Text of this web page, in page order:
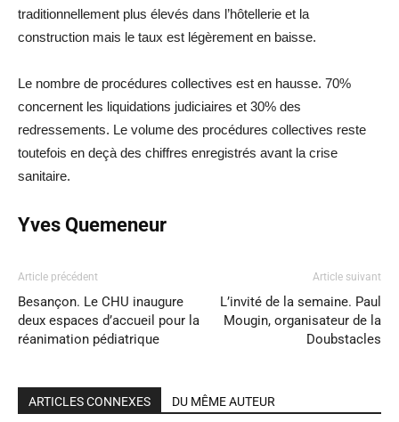
traditionnellement plus élevés dans l’hôtellerie et la
construction mais le taux est légèrement en baisse.
Le nombre de procédures collectives est en hausse. 70%
concernent les liquidations judiciaires et 30% des
redressements. Le volume des procédures collectives reste
toutefois en deçà des chiffres enregistrés avant la crise
sanitaire.
Yves Quemeneur
Article précédent
Besançon. Le CHU inaugure
deux espaces d’accueil pour la
réanimation pédiatrique
Article suivant
L’invité de la semaine. Paul
Mougin, organisateur de la
Doubstacles
ARTICLES CONNEXES DU MÊME AUTEUR